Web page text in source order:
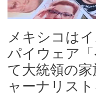
メキシコは
パイウェア
て大統領の
ャーナリス